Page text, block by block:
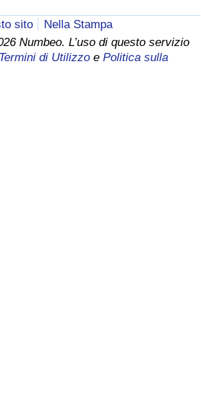
sito
Nella Stampa
Numbeo. L’uso di questo servizio
Termini di Utilizzo e Politica sulla
Criminalità (Corrente)